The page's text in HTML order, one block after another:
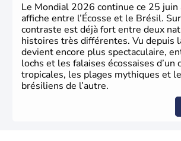
Le Mondial 2026 continue ce 25 juin
affiche entre l’Écosse et le Brésil.
contraste est déjà fort entre deux
histoires très différentes. Vu depuis
devient encore plus spectaculaire,
lochs et les falaises écossaises d’un
tropicales, les plages mythiques et
brésiliens de l’autre.